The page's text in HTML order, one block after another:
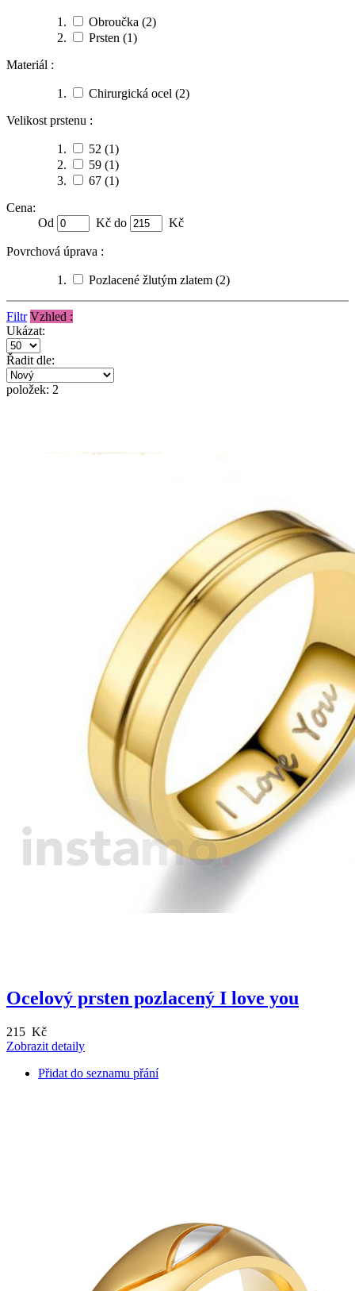
Obroučka (2)
Prsten (1)
Materiál :
Chirurgická ocel (2)
Velikost prstenu :
52 (1)
59 (1)
67 (1)
Cena:
Od
Kč do Kč
Povrchová úprava :
Pozlacené žlutým zlatem (2)
Filtr Vzhled :
Ukázat:
Řadit dle:
položek: 2
Ocelový prsten pozlacený I love you
215 Kč
Zobrazit detaily
Přidat do seznamu přání